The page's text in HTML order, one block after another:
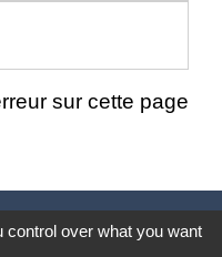
sur cette page
over what you want